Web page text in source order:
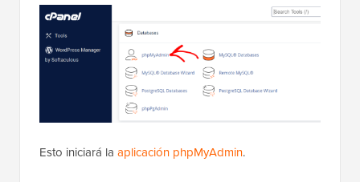
Esto iniciará la aplicación phpMyAdmin.